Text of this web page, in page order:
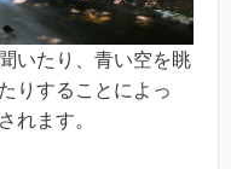
いたり、青い空を眺
りすることによっ
れます。